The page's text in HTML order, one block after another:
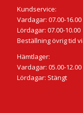
Kundservice:
Vardagar: 07.00-16.00
Lördagar: 07.00-10.00
Beställning övrig tid
Hämtlager:
Vardagar: 05.00-12.00
Lördagar: Stängt